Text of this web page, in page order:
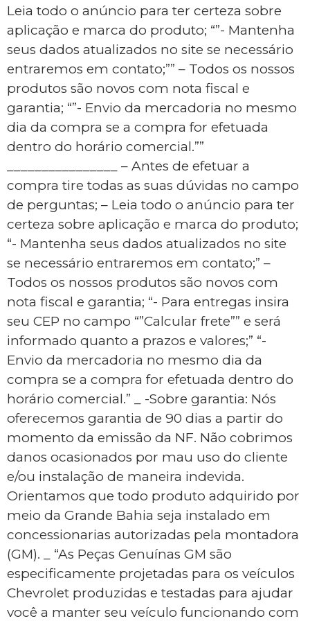
Leia todo o anúncio para ter certeza sobre
aplicação e marca do produto; “”- Mantenha
seus dados atualizados no site se necessário
entraremos em contato;”” – Todos os nossos
produtos são novos com nota fiscal e
garantia; “”- Envio da mercadoria no mesmo
dia da compra se a compra for efetuada
dentro do horário comercial.””
________________ – Antes de efetuar a
compra tire todas as suas dúvidas no campo
de perguntas; – Leia todo o anúncio para ter
certeza sobre aplicação e marca do produto;
“- Mantenha seus dados atualizados no site
se necessário entraremos em contato;” –
Todos os nossos produtos são novos com
nota fiscal e garantia; “- Para entregas insira
seu CEP no campo “”Calcular frete”” e será
informado quanto a prazos e valores;” “-
Envio da mercadoria no mesmo dia da
compra se a compra for efetuada dentro do
horário comercial.” _ -Sobre garantia: Nós
oferecemos garantia de 90 dias a partir do
momento da emissão da NF. Não cobrimos
danos ocasionados por mau uso do cliente
e/ou instalação de maneira indevida.
Orientamos que todo produto adquirido por
meio da Grande Bahia seja instalado em
concessionarias autorizadas pela montadora
(GM). _ “As Peças Genuínas GM são
especificamente projetadas para os veículos
Chevrolet produzidas e testadas para ajudar
você a manter seu veículo funcionando com